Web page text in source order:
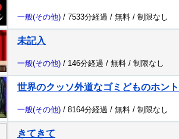
一般(その他) / 7533分経過 / 無料 / 制限なし
未記入
一般(その他) / 146分経過 / 無料 / 制限なし
世界のクッソ外道なゴミどものホン
一般(その他) / 8164分経過 / 無料 / 制限なし
きてきて